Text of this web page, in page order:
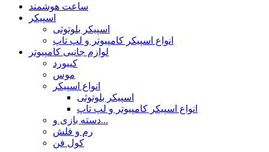
ساعت هوشمند
اسپیکر
اسپیکر بلوتوثی
انواع اسپیکر کامپیوتر و لپ تاپ
لوازم جانبی کامپیوتر
کیبورد
موس
انواع اسپیکر
اسپیکر بلوتوثی
انواع اسپیکر کامپیوتر و لپ تاپ
دسته بازی و...
رم و فلش
کول فن